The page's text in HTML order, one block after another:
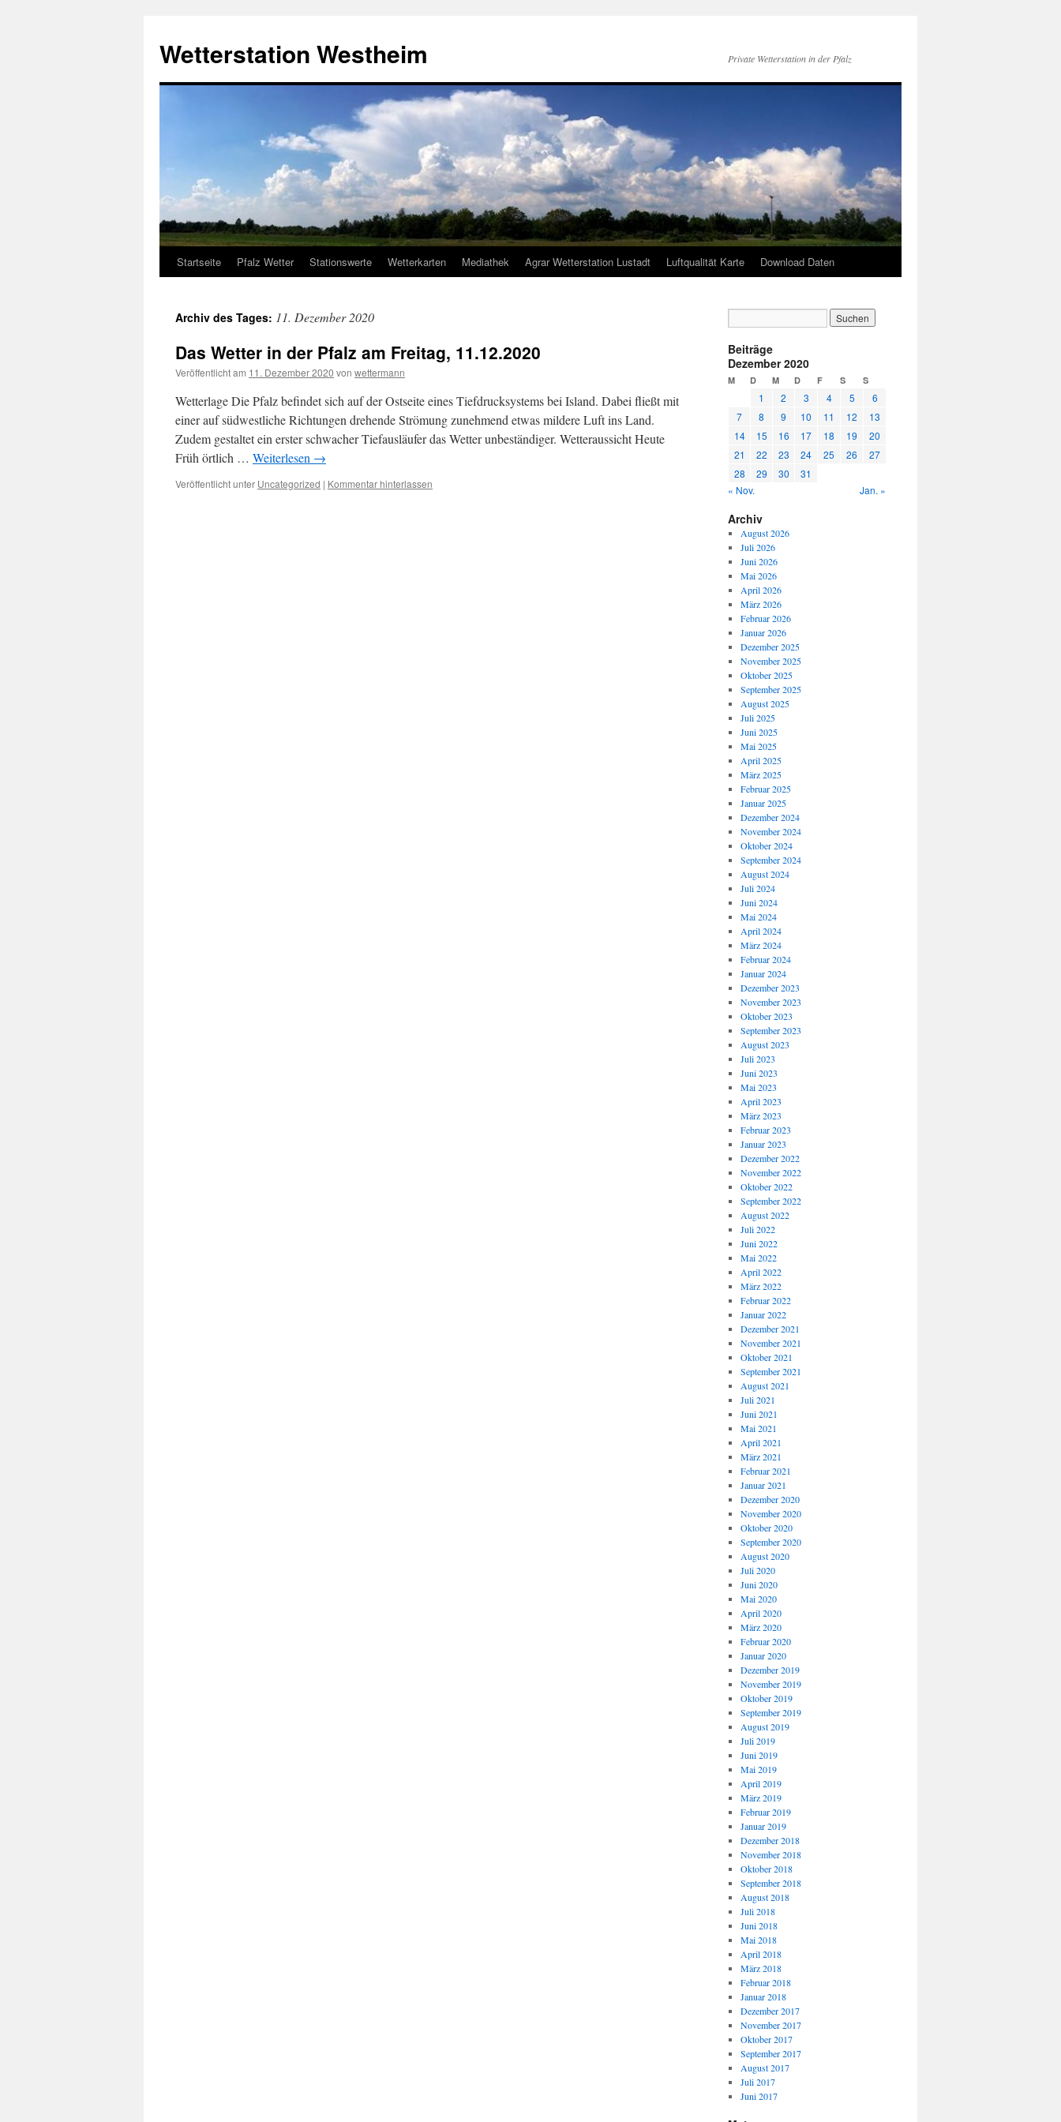
springen
Wetterstation Westheim Private Wetterstation in der Pfalz
Startseite Pfalz Wetter Stationswerte Wetterkarten Mediathek Agrar Wetterstation Lustadt Luftqualität Karte Download Daten
Archiv des Tages: 11. Dezember 2020
Das Wetter in der Pfalz am Freitag, 11.12.2020
Veröffentlicht am 11. Dezember 2020 von wettermann
Wetterlage Die Pfalz befindet sich auf der Ostseite eines Tiefdrucksystems bei Island. Dabei fließt mit
einer auf südwestliche Richtungen drehende Strömung zunehmend etwas mildere Luft ins Land.
Zudem gestaltet ein erster schwacher Tiefausläufer das Wetter unbeständiger. Wetteraussicht Heute
Früh örtlich … Weiterlesen →
Veröffentlicht unter Uncategorized | Kommentar hinterlassen
Beiträge
Dezember 2020
M D M D F S S
1 2 3 4 5
6
7
8 9 10 11 12
13
14
15 16 17 18 19
20
21
22 23 24 25 26
27
28
29 30
31
« Nov.
Jan. »
Archiv
August 2026
Juli 2026
Juni 2026
Mai 2026
April 2026
März 2026
Februar 2026
Januar 2026
Dezember 2025
November 2025
Oktober 2025
September 2025
August 2025
Juli 2025
Juni 2025
Mai 2025
April 2025
März 2025
Februar 2025
Januar 2025
Dezember 2024
November 2024
Oktober 2024
September 2024
August 2024
Juli 2024
Juni 2024
Mai 2024
April 2024
März 2024
Februar 2024
Januar 2024
Dezember 2023
November 2023
Oktober 2023
September 2023
August 2023
Juli 2023
Juni 2023
Mai 2023
April 2023
März 2023
Februar 2023
Januar 2023
Dezember 2022
November 2022
Oktober 2022
September 2022
August 2022
Juli 2022
Juni 2022
Mai 2022
April 2022
März 2022
Februar 2022
Januar 2022
Dezember 2021
November 2021
Oktober 2021
September 2021
August 2021
Juli 2021
Juni 2021
Mai 2021
April 2021
März 2021
Februar 2021
Januar 2021
Dezember 2020
November 2020
Oktober 2020
September 2020
August 2020
Juli 2020
Juni 2020
Mai 2020
April 2020
März 2020
Februar 2020
Januar 2020
Dezember 2019
November 2019
Oktober 2019
September 2019
August 2019
Juli 2019
Juni 2019
Mai 2019
April 2019
März 2019
Februar 2019
Januar 2019
Dezember 2018
November 2018
Oktober 2018
September 2018
August 2018
Juli 2018
Juni 2018
Mai 2018
April 2018
März 2018
Februar 2018
Januar 2018
Dezember 2017
November 2017
Oktober 2017
September 2017
August 2017
Juli 2017
Juni 2017